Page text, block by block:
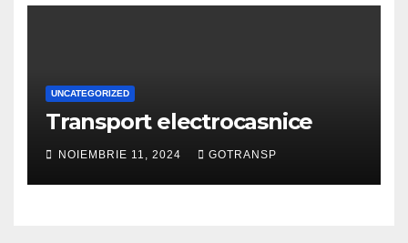
UNCATEGORIZED
Transport electrocasnice
NOIEMBRIE 11, 2024 GOTRANSP